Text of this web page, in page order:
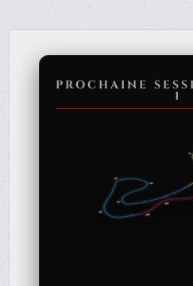
PROCHAINE
1